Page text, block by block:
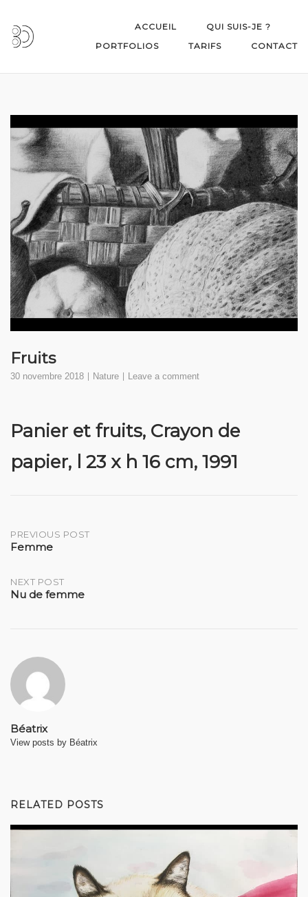
content
ACCUEIL
QUI SUIS-JE ?
PORTFOLIOS
TARIFS CONTACT
Fruits
30 novembre 2018 Nature Leave a comment
Panier et fruits, Crayon de
papier, l 23 x h 16 cm, 1991
Post
PREVIOUS POST
Femme
NEXT POST
Nu de femme
Béatrix
View posts by Béatrix
RELATED POSTS